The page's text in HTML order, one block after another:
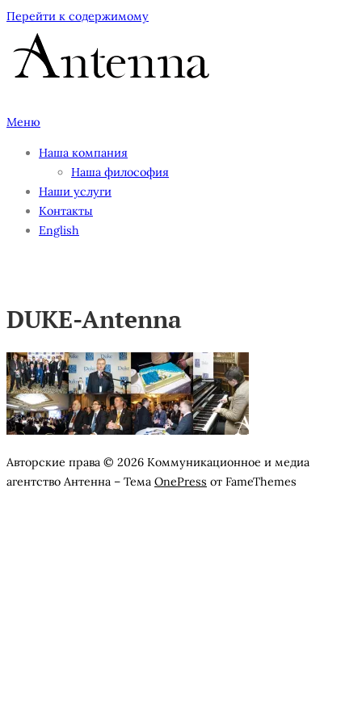
Перейти к содержимому
Меню
Наша компания
Наша философия
Наши услуги
Контакты
English
DUKE-Antenna
Авторские права © 2026 Коммуникационное и медиа
агентство Антенна – Тема OnePress от FameThemes